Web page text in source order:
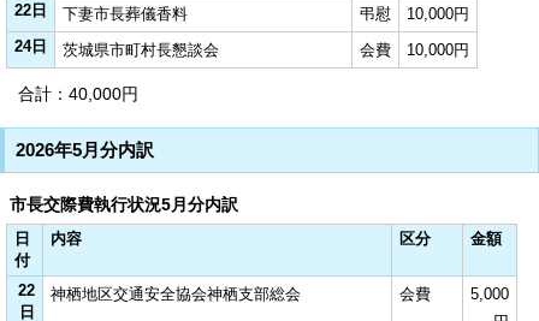
22日
下妻市長葬儀香料 弔慰
10,000円
24日
茨城県市町村長懇談会 会費 10,000円
合計：40,000円
2026年5月分内訳
市長交際費執行状況5月分内訳
日
付
内容 区分 金額
22
日
神栖地区交通安全協会神栖支部総会 会費
5,000